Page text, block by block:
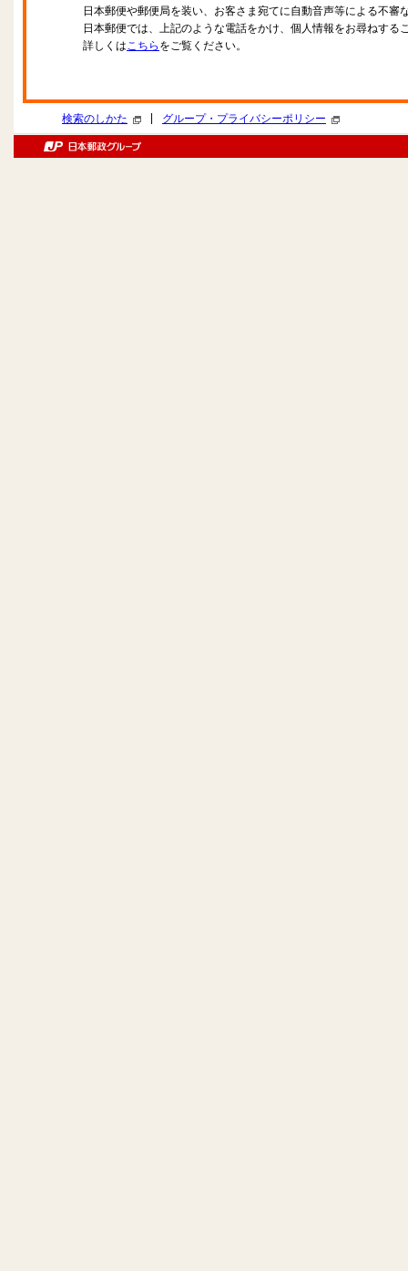
日本郵便や郵便局を装い、お客さま宛てに自動音声等による不審
日本郵便では、上記のような電話をかけ、個人情報をお尋ねする
詳しくはこちら をご覧ください。
検索のしかた グループ・プライバシーポリシー